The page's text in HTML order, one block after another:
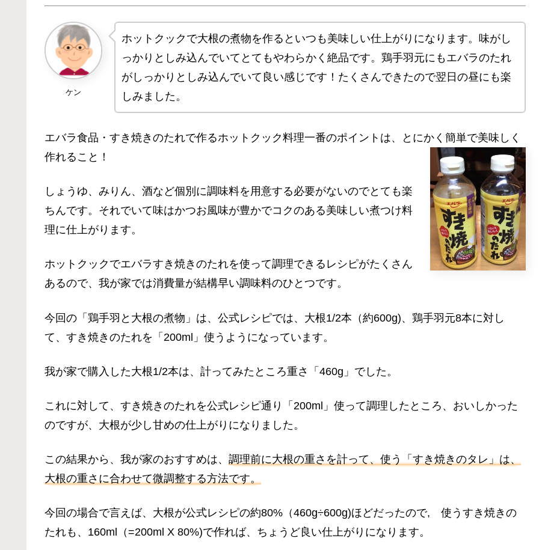
ケン
ホットクックで大根の煮物を作るといつも美味しい仕上がりになります。味がし
っかりとしみ込んでいてとてもやわらかく絶品です。鶏手羽元にもエバラのたれ
がしっかりとしみ込んでいて良い感じです！たくさんできたので翌日の昼にも楽
しみました。
エバラ食品・すき焼きのたれで作るホットクック料理一番のポイントは、とにかく簡単で美味しく
作れること！
しょうゆ、みりん、酒など個別に調味料を用意する必要がないのでとても楽
ちんです。それでいて味はかつお風味が豊かでコクのある美味しい煮つけ料
理に仕上がります。
ホットクックでエバラすき焼きのたれを使って調理できるレシピがたくさん
あるので、我が家では消費量が結構早い調味料のひとつです。
今回の「鶏手羽と大根の煮物」は、公式レシピでは、大根1/2本（約600g)、鶏手羽元8本に対し
て、すき焼きのたれを「200ml」使うようになっています。
我が家で購入した大根1/2本は、計ってみたところ重さ「460g」でした。
これに対して、すき焼きのたれを公式レシピ通り「200ml」使って調理したところ、おいしかった
のですが、大根が少し甘めの仕上がりになりました。
この結果から、我が家のおすすめは、 調理前に大根の重さを計って、使う「すき焼きのタレ」は、
大根の重さに合わせて微調整する方法です。
今回の場合で言えば、大根が公式レシピの約80%（460g÷600g)ほどだったので, 使うすき焼きの
たれも、160ml（=200ml X 80%)で作れば、ちょうど良い仕上がりになります。